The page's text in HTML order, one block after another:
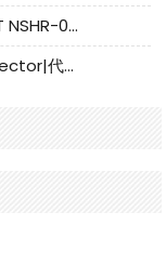
JSTコネクタ-正品および代替品としてJST NSHR-02V-Sコネクタを提供します
JSTコンector-正品JST GHR-09V-Sコンector|代替品提供